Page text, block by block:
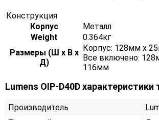
Конструкция
Корпус
Металл
Weight
0.364кг
Размеры (Ш х В х
Д)
Корпус: 128мм x
Все включено:
116мм
Lumens OIP-D40D характеристики
Производитель